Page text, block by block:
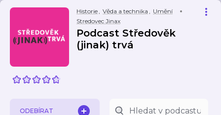
Historie, Věda a technika , Umění
Stredovec Jinax
Podcast Středověk
(jinak) trvá
ODEBÍRAT